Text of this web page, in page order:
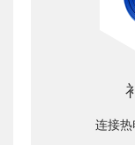
连接